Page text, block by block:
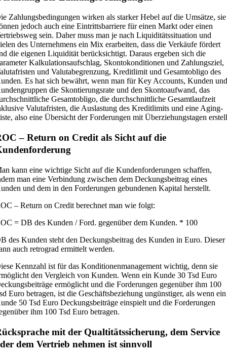
Zahlungsbedingungen wirken als starker Hebel auf die Umsätze, sie
jedoch auch eine Eintrittsbarriere für einen Markt oder einen
sein. Daher muss man je nach Liquiditätssituation und
des Unternehmens ein Mix erarbeiten, dass die Verkäufe fördert
die eigenen Liquidität berücksichtigt. Daraus ergeben sich die
Kalkulationsaufschlag, Skontokonditionen und Zahlungsziel,
und Valutabegrenzung, Kreditlimit und Gesamtobligo des
Es hat sich bewährt, wenn man für Key Accounts, Kunden
die Skontierungsrate und den Skontoaufwand, das
Gesamtobligo, die durchschnittliche Gesamtlaufzeit
Valutafristen, die Auslastung des Kreditlimits und eine Aging-
also eine Übersicht der Forderungen mit Überziehungstagen
– Return on Credit als Sicht auf die
kann eine wichtige Sicht auf die Kundenforderungen schaffen,
man eine Verbindung zwischen dem Deckungsbeitrag eines
und dem in den Forderungen gebundenen Kapital herstellt.
– Return on Credit berechnet man wie folgt:
= DB des Kunden / Ford. gegenüber dem Kunden. * 100
des Kunden steht den Deckungsbeitrag des Kunden in Euro. Dieser
auch retrograd ermittelt werden.
Kennzahl ist für das Konditionenmanagement wichtig, denn sie
den Vergleich von Kunden. Wenn ein Kunde 30 Tsd Euro
ermöglicht und die Forderungen gegenüber ihm 100
Euro betragen, ist die Geschäftsbeziehung ungünstiger, als wenn ein
50 Tsd Euro Deckungsbeiträge einspielt und die Forderungen
ihm 100 Tsd Euro betragen.
mit der Qualtitätssicherung, dem Service
dem Vertrieb nehmen ist sinnvoll